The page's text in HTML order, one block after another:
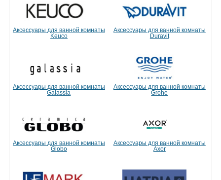
Аксессуары для ванной комнаты
Keuco
Аксессуары для ванной комнаты
Duravit
Аксессуары для ванной комнаты
Galassia
Аксессуары для ванной комнаты
Grohe
Аксессуары для ванной комнаты
Globo
Аксессуары для ванной комнаты
Axor